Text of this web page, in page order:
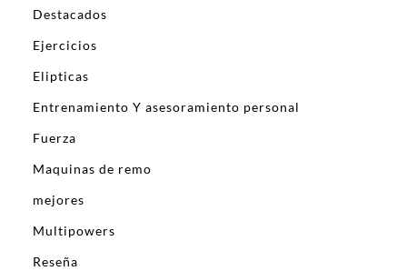
Destacados
Ejercicios
Elipticas
Entrenamiento Y asesoramiento personal
Fuerza
Maquinas de remo
mejores
Multipowers
Reseña